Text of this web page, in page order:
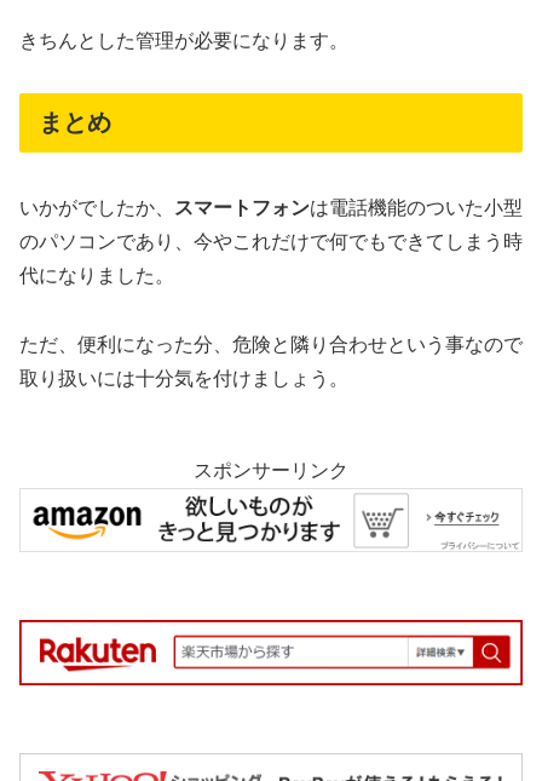
きちんとした管理が必要になります。
まとめ
いかがでしたか、 スマートフォンは電話機能のついた小型
のパソコンであり、今やこれだけで何でもできてしまう時
代になりました。
ただ、便利になった分、危険と隣り合わせという事なので
取り扱いには十分気を付けましょう。
スポンサーリンク